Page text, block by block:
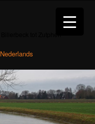
Nederlands